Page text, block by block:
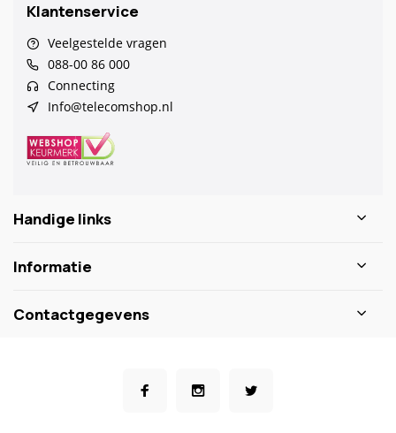
Klantenservice
Veelgestelde vragen
088-00 86 000
Connecting
Info@telecomshop.nl
Handige links
Informatie
Contactgegevens